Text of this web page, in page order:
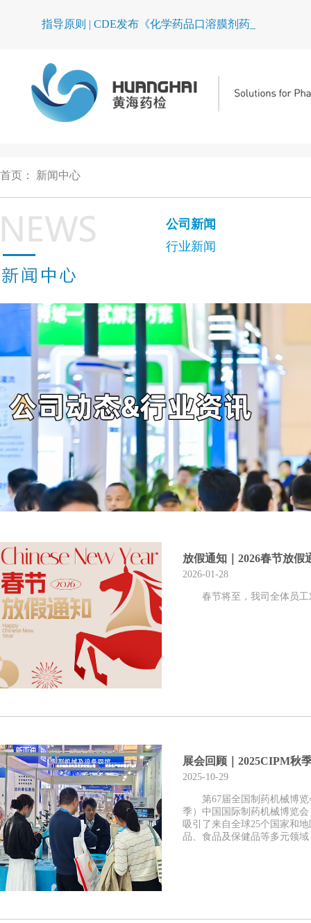
指导原则 | CDE发布《化学药品口溶膜剂药学研究_
首页 ： 新闻中心
公司新闻
行业新闻
放假通知｜2026春节放假
2026-01-28
春节将至，我司全体员
展会回顾｜2025CIPM秋
2025-10-29
第67届全国制药机械博
季）中国国际制药机械博览
吸引了来自全球25个国家和
品、食品及保健品等多元领